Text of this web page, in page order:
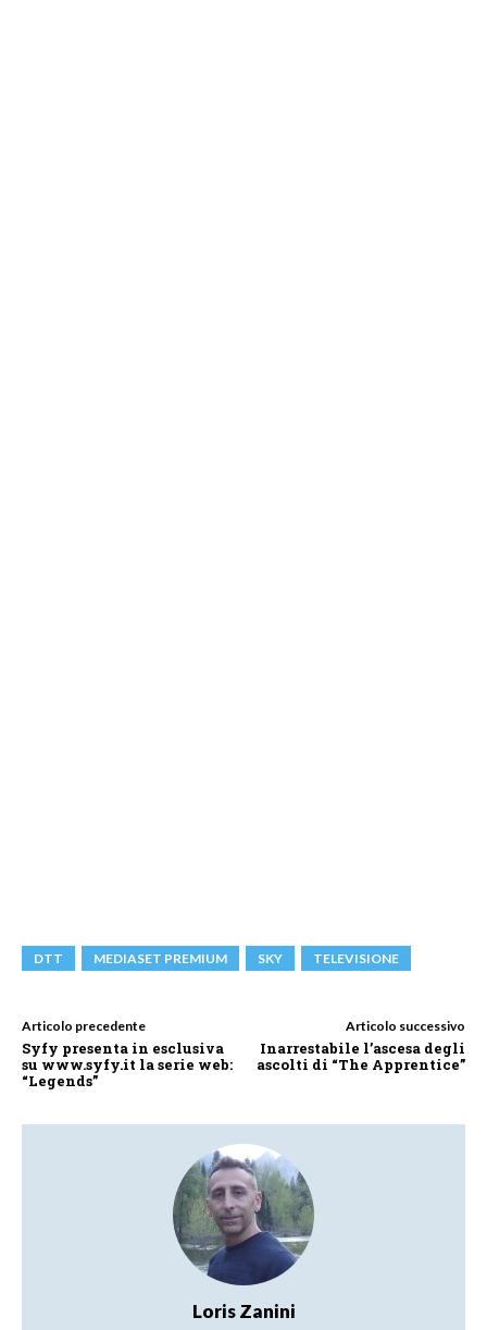
DTT MEDIASET PREMIUM SKY TELEVISIONE
Articolo precedente
Syfy presenta in esclusiva
su www.syfy.it la serie web:
“Legends”
Articolo successivo
Inarrestabile l’ascesa degli
ascolti di “The Apprentice”
Loris Zanini